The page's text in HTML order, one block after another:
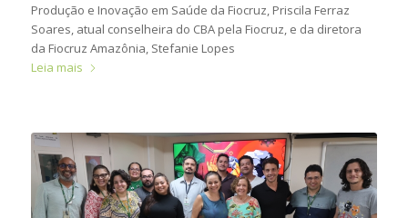
Produção e Inovação em Saúde da Fiocruz, Priscila Ferraz
Soares, atual conselheira do CBA pela Fiocruz, e da diretora
da Fiocruz Amazônia, Stefanie Lopes
Leia mais